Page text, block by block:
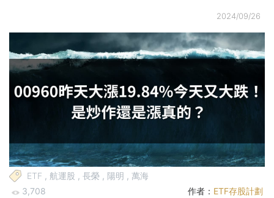
2024/09/26
ETF , 航運股 , 長榮 , 陽明 , 萬海
3,708
作者： ETF存股計劃